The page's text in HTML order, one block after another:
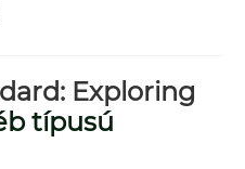
Exploring
típusú